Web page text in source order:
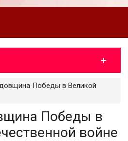
Победы в Великой
Победы в
войне